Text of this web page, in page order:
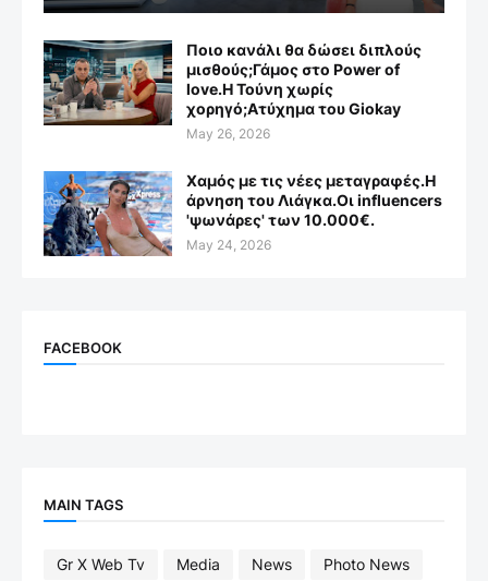
Ποιο κανάλι θα δώσει διπλούς
μισθούς;Γάμος στο Power of
love.Η Τούνη χωρίς
χορηγό;Aτύχημα του Giokay
May 26, 2026
Χαμός με τις νέες μεταγραφές.Η
άρνηση του Λιάγκα.Οι influencers
'ψωνάρες' των 10.000€.
May 24, 2026
FACEBOOK
MAIN TAGS
Gr X Web Tv Media News
Photo News